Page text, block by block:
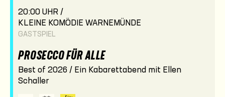
20:00 UHR /
KLEINE KOMÖDIE WARNEMÜNDE
GASTSPIEL
PROSECCO FÜR ALLE
Best of 2026 / Ein Kabarettabend mit Ellen
Schaller